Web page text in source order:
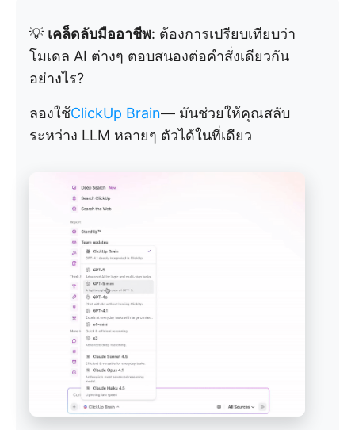
💡 เคล็ดลับมืออาชีพ: ต้องการเปรียบเทียบว่า
โมเดล AI ต่างๆ ตอบสนองต่อคำสั่งเดียวกัน
อย่างไร?
ลองใช้ClickUp Brain— มันช่วยให้คุณสลับ
ระหว่าง LLM หลายๆ ตัวได้ในที่เดียว